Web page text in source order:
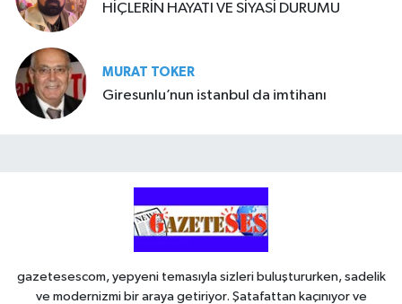
HİÇLERİN HAYATI VE SİYASİ DURUMU
MURAT TOKER
Giresunlu’nun istanbul da imtihanı
gazetesescom, yepyeni temasıyla sizleri buluştururken, sadelik
ve modernizmi bir araya getiriyor. Şatafattan kaçınıyor ve